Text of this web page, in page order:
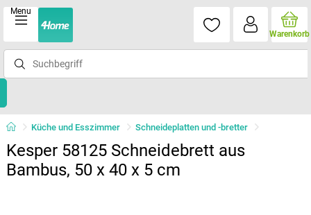
Menu
Warenkorb
Küche und Esszimmer Schneideplatten und -bretter
Kesper 58125 Schneidebrett aus
Bambus, 50 x 40 x 5 cm